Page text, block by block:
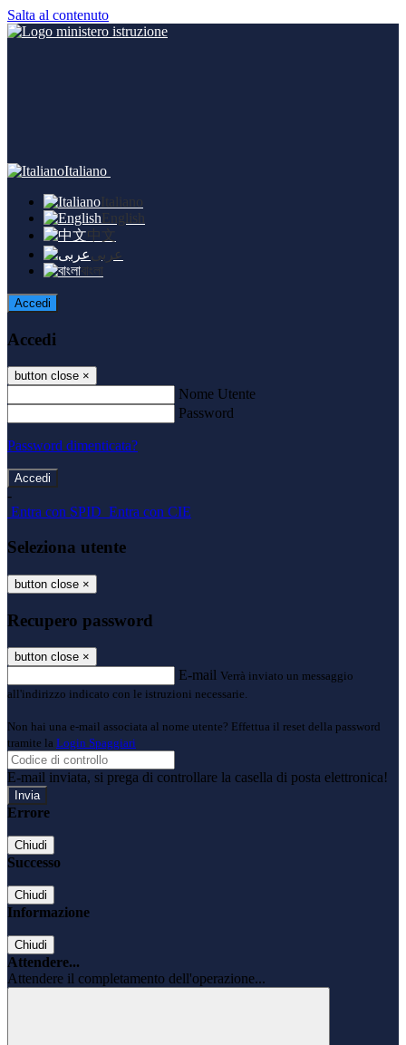
Salta al contenuto
Italiano
Italiano
English
中文
عربى
বাংলা
Accedi
Accedi
button close ×
Nome Utente
Password
Password dimenticata?
-
Entra con SPID Entra con CIE
Seleziona utente
button close ×
Recupero password
button close ×
E-mail Verrà inviato un messaggio
all'indirizzo indicato con le istruzioni necessarie.
Non hai una e-mail associata al nome utente? Effettua il reset della password
tramite la Login Spaggiari
E-mail inviata, si prega di controllare la casella di posta elettronica!
Errore
Chiudi
Successo
Chiudi
Informazione
Chiudi
Attendere...
Attendere il completamento dell'operazione...